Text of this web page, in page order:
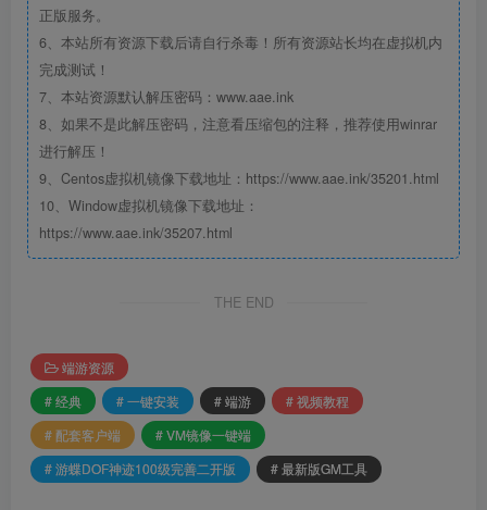
正版服务。
6、本站所有资源下载后请自行杀毒！所有资源站长均在虚拟机内
完成测试！
7、本站资源默认解压密码：www.aae.ink
8、如果不是此解压密码，注意看压缩包的注释，推荐使用winrar
进行解压！
9、Centos虚拟机镜像下载地址：https://www.aae.ink/35201.html
10、Window虚拟机镜像下载地址：
https://www.aae.ink/35207.html
THE END
端游资源
# 经典
# 一键安装 # 端游
# 视频教程
# 配套客户端
# VM镜像一键端
# 游蝶DOF神迹100级完善二开版
# 最新版GM工具